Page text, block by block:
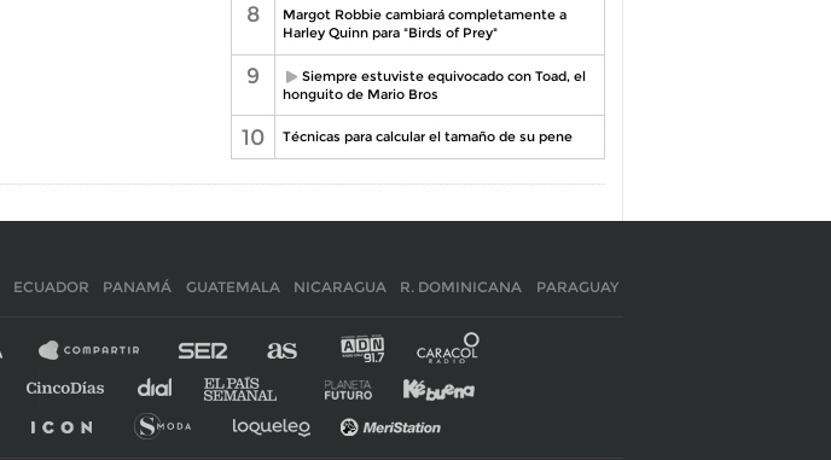
8
Margot Robbie cambiará completamente a
Harley Quinn para "Birds of Prey"
9
Siempre estuviste equivocado con Toad, el
honguito de Mario Bros
10 Técnicas para calcular el tamaño de su pene
ECUADOR PANAMÁ GUATEMALA NICARAGUA R. DOMINICANA PARAGUAY